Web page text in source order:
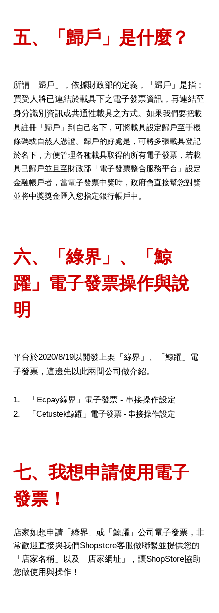
五、「歸戶」是什麼？
所謂「歸戶」，依據財政部的定義，「歸戶」是指：
買受人將已連結於載具下之電子發票資訊，再連結至
身分識別資訊或共通性載具之方式。如果我們要把載
具註冊「歸戶」到自己名下，可將載具設定歸戶至手機
條碼或自然人憑證。 歸戶的好處是，可將多張載具登記
於名下，方便管理各種載具取得的所有電子發票，若載
具已歸戶並且至財政部「電子發票整合服務平台」設定
金融帳戶者，當電子發票中獎時，政府會直接幫您對獎
並將中獎獎金匯入您指定銀行帳戶中。
六、「綠界」、「鯨
躍」電子發票操作與說
明
平台於2020/8/19以開發上架「綠界」、「鯨躍」電
子發票，這邊先以此兩間公司做介紹。
1. 「Ecpay綠界」電子發票 - 串接操作設定
2.
「Cetustek鯨躍」電子發票 - 串接操作設定
七、我想申請使用電子
發票！
店家如想申請「綠界」或「鯨躍」公司電子發票，非
常歡迎直接與我們Shopstore客服做聯繫並提供您的
「店家名稱」以及「店家網址」，讓ShopStore協助
您做使用與操作！